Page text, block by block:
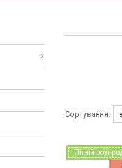
Літній